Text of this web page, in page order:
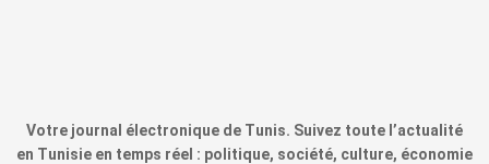
Votre journal électronique de Tunis. Suivez toute l’actualité
en Tunisie en temps réel : politique, société, culture, économie